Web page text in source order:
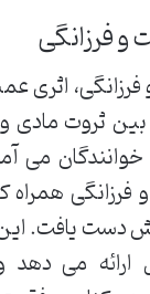
فرزانگی
اثری
بین ثروت
خوانندگان می
فرزانگی
یافت. این
می دهد